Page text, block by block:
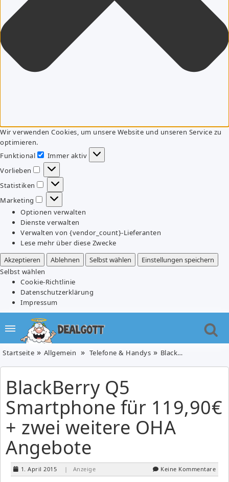
Wir verwenden Cookies, um unsere Website und unseren Service zu
optimieren.
Funktional
Funktional
Immer aktiv
Vorlieben
Vorlieben
Statistiken
Statistiken
Marketing
Marketing
Optionen verwalten
Dienste verwalten
Verwalten von {vendor_count}-Lieferanten
Lese mehr über diese Zwecke
Akzeptieren
Ablehnen Selbst wählen
Einstellungen speichern
Selbst wählen
Cookie-Richtlinie
Datenschutzerklärung
Impressum
Startseite Allgemein Telefone & Handys BlackBerry Q5 Smartphone für 119,90€ + zwei weitere OHA Angebote
BlackBerry Q5
Smartphone für 119,90€
+ zwei weitere OHA
Angebote
1. April 2015 | Anzeige Keine Kommentare